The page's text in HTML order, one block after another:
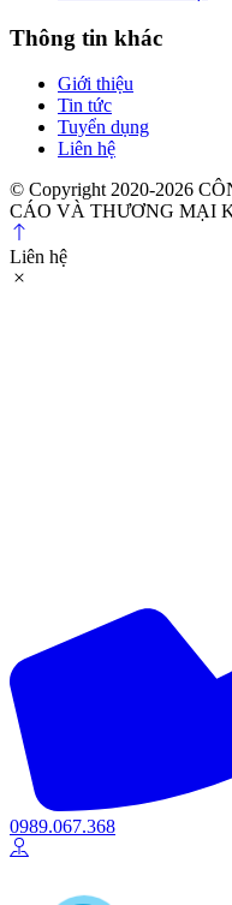
Thông tin khác
Giới thiệu
Tin tức
Tuyển dụng
Liên hệ
© Copyright 2020-2026
CÁO VÀ THƯƠNG MẠI
Liên hệ
0989.067.368